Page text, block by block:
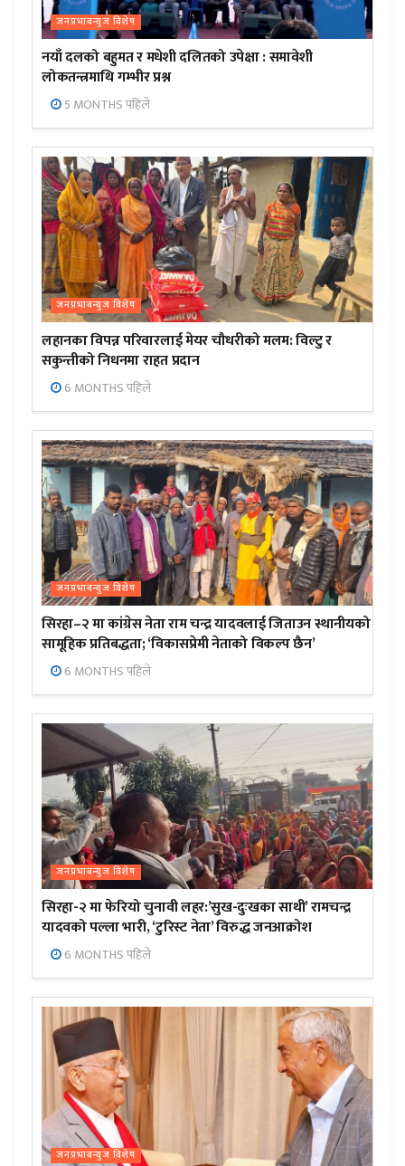
जनप्रभाबन्युज विशेष
नयाँ दलको बहुमत र मधेशी दलितको उपेक्षा : समावेशी
लोकतन्त्रमाथि गम्भीर प्रश्न
5 MONTHS पहिले
जनप्रभाबन्युज विशेष
लहानका विपन्न परिवारलाई मेयर चौधरीको मलम: विल्टु र
सकुन्तीको निधनमा राहत प्रदान
6 MONTHS पहिले
जनप्रभाबन्युज विशेष
सिरहा–२ मा कांग्रेस नेता राम चन्द्र यादवलाई जिताउन स्थानीयको
सामूहिक प्रतिबद्धता; ‘विकासप्रेमी नेताको विकल्प छैन’
6 MONTHS पहिले
जनप्रभाबन्युज विशेष
सिरहा-२ मा फेरियो चुनावी लहर:’सुख-दुःखका साथी’ रामचन्द्र
यादवको पल्ला भारी, ‘टुरिस्ट नेता’ विरुद्ध जनआक्रोश
6 MONTHS पहिले
जनप्रभाबन्युज विशेष